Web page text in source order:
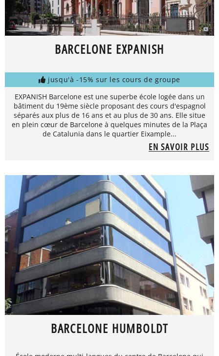
BARCELONE EXPANISH
jusqu'à -15% sur les cours de groupe
EXPANISH Barcelone est une superbe école logée dans un
bâtiment du 19ème siècle proposant des cours d'espagnol
séparés aux plus de 16 ans et au plus de 30 ans. Elle situe
en plein cœur de Barcelone à quelques minutes de la Plaça
de Catalunia dans le quartier Eixample...
EN SAVOIR PLUS
BARCELONE HUMBOLDT